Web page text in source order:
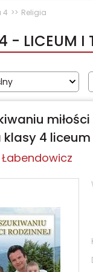
4 Religia
- LICEUM I
klasy 4
Łabendowicz